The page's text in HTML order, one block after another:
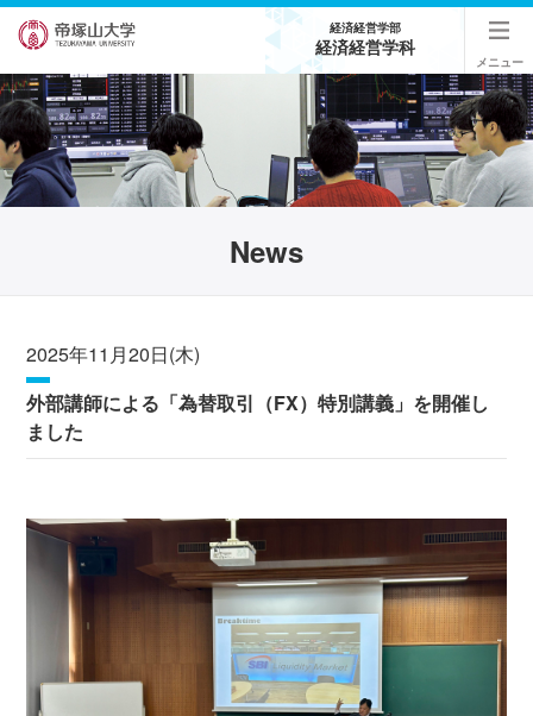
経済経営学部
経済経営学科
メニュー
News
2025年11月20日(木)
外部講師による「為替取引（FX）特別講義」を開催し
ました